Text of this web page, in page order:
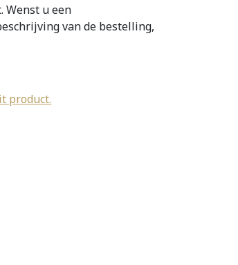
Wenst u een
van de bestelling,
product.